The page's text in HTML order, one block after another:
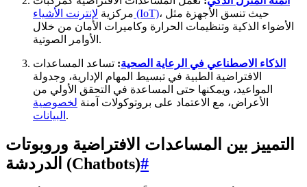
مركزية لإنترنت الأشياء (IoT)، حيث تنسق الأجهزة مثل
الأضواء الذكية وتنظيمات الحرارة وكاميرات الأمان من خلال
الأوامر الصوتية.
الذكاء الاصطناعي في الرعاية الصحية: تساعد المساعدات
الافتراضية الطبية في تبسيط المهام الإدارية، وجدولة
المواعيد، ويمكنها حتى المساعدة في التحقق الأولي من
الأعراض، مع الاعتماد على بروتوكولات آمنة لخصوصية
البيانات .
التمييز بين المساعدات الافتراضية وروبوتات
الدردشة (Chatbots)#